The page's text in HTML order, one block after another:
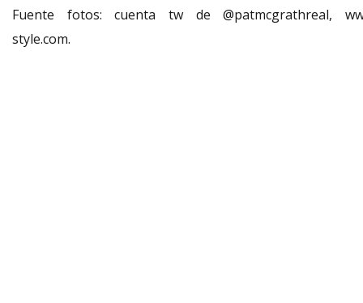
Fuente fotos: cuenta tw de @patmcgrathreal,
style.com.